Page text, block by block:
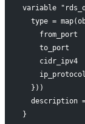
variable
type =
from_port
to_port
cidr_ipv4
  }))
description
}